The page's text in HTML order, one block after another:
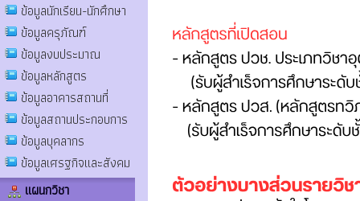
ข้อมูลนักเรียน-นักศึกษา
ข้อมูลครุภัณฑ์
ข้อมูลงบประมาณ
ข้อมูลหลักสูตร
ข้อมูลอาคารสถานที่
ข้อมูลสถานประกอบการ
ข้อมูลบุคลากร
ข้อมูลเศรฐกิจและสังคม
แผนกวิชา